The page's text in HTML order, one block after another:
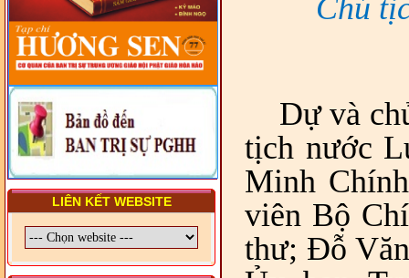
LIÊN KẾT WEBSITE
Chủ
Dự và
tịch nước
Minh
viên Bộ
thư; Đỗ